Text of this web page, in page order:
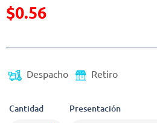
Precio reducido de
$0.56
Despacho Retiro
Cantidad Presentación